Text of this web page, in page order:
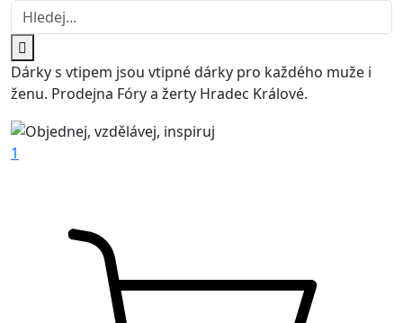
Dárky s vtipem jsou vtipné dárky pro každého muže i
ženu. Prodejna Fóry a žerty Hradec Králové.
1